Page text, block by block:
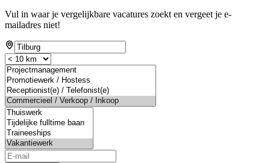
Vul in waar je vergelijkbare vacatures zoekt en vergeet je e-
mailadres niet!